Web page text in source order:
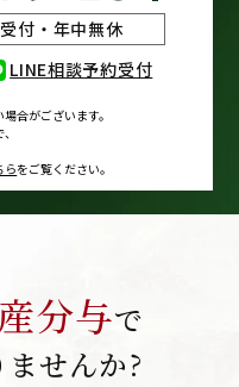
付・年中無休
LINE相談予約受付
合がございます。
らをご覧ください。
分与で
せんか?